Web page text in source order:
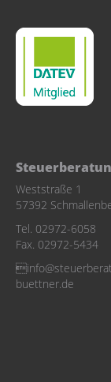
Weststraße 1
57392
Tel. 02972-6058
Fax. 02972-5434
buettner.de